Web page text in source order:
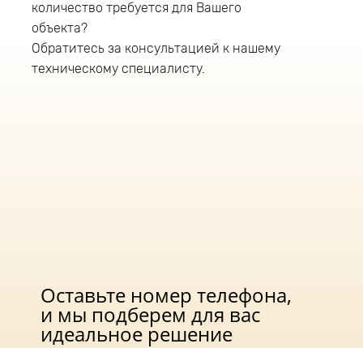
оснащен консольным типом крепления и
монтируется на трубу диаметром до 52мм.
Рабочая высота установки светодиодного
светильника 10-14 метров. В светильнике
данной серии используется драйвер «DONE»
количество требуется для Вашего
объекта?
Обратитесь за консультацией к нашему
техническому специалисту.
Оставьте номер телефона,
и мы подберем для вас
идеальное решение